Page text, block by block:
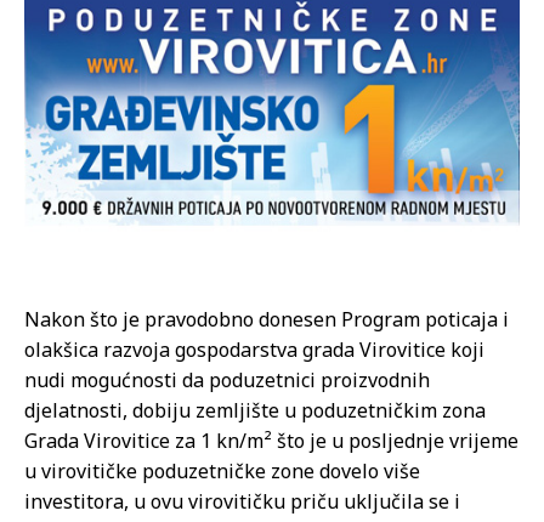
Nakon što je pravodobno donesen Program poticaja i
olakšica razvoja gospodarstva grada Virovitice koji
nudi mogućnosti da poduzetnici proizvodnih
djelatnosti, dobiju zemljište u poduzetničkim zona
Grada Virovitice za 1 kn/m² što je u posljednje vrijeme
u virovitičke poduzetničke zone dovelo više
investitora, u ovu virovitičku priču uključila se i